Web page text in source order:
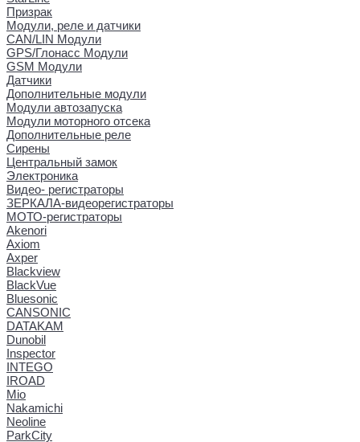
Призрак
Модули, реле и датчики
CAN/LIN Модули
GPS/Глонасс Модули
GSM Модули
Датчики
Дополнительные модули
Модули автозапуска
Модули моторного отсека
Дополнительные реле
Сирены
Центральный замок
Электроника
Видео- регистраторы
ЗЕРКАЛА-видеорегистраторы
МОТО-регистраторы
Akenori
Axiom
Axper
Blackview
BlackVue
Bluesonic
CANSONIC
DATAKAM
Dunobil
Inspector
INTEGO
IROAD
Mio
Nakamichi
Neoline
ParkCity